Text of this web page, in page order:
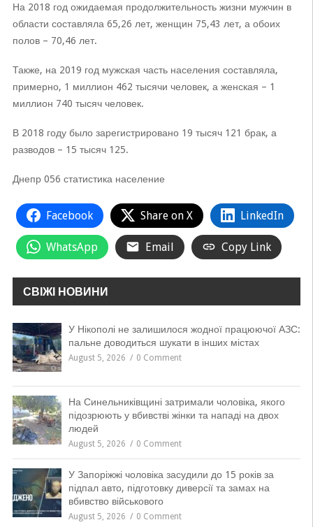
На 2018 год ожидаемая продолжительность жизни мужчин в
области составляла 65,26 лет, женщин 75,43 лет, а обоих
полов – 70,46 лет.
Также, на 2019 год мужская часть населения составляла,
примерно, 1 миллион 462 тысячи человек, а женская – 1
миллион 740 тысяч человек.
В 2018 году было зарегистрировано 19 тысяч 121 брак, а
разводов – 15 тысяч 125.
Днепр 056 статистика население
Facebook Share on X LinkedIn
WhatsApp Email Copy Link
СВІЖІ НОВИНИ
У Нікополі не залишилося жодної працюючої АЗС:
пальне доводиться шукати в інших містах
August 5, 2026 0 Comment
На Синельниківщині затримали чоловіка, якого
підозрюють у вбивстві жінки та нападі на двох
людей
August 5, 2026 0 Comment
У Запоріжжі чоловіка засудили до 15 років за
підпал авто, підготовку диверсії та замах на
вбивство військового
August 5, 2026 0 Comment